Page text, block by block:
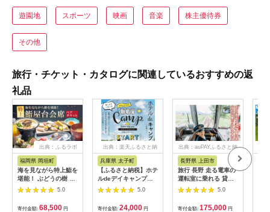
遊園地 スポーツ 映画 音楽 株主優待券
その他
旅行・チケット・カタログに関連しているおすすめの返
礼品
出典：ふるラボ
福岡県 岡垣町
海を見ながら特上鮨を
堪能！ ぶどうの樹 鮨
屋台ペア お食事券 海
鮮 海 屋台 食事 ペア
福岡県 岡垣町
5.0
寄付金額: 68,500 円
出典：楽天ふるさと納
兵庫県 太子町
【ふるさと納税】ホテ
ルdeデイキャンプ体
験チケット
【1364991】
5.0
寄付金額: 24,000 円
出典：auPAYふるさと納
長野県 上田市
旅行 長野 走る電車の
運転室に乗れる 貸切
列車でお仕事体験 体
験 チケット 電車 鉄道
列車 サービス 子供 子
5.0
寄付金額: 175,000 円